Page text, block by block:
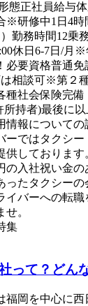
態正社員給与
※研修中1日4時
）勤務時間12
日6-7日/月※
必要資格普通免
相談可※第２
種社会保険完
所持者)最後に
情報について
ーではタクシ
供しておりま
の入社祝い金
ったタクシーの
イバーへの転
。
集
って？どん
福岡を中心に